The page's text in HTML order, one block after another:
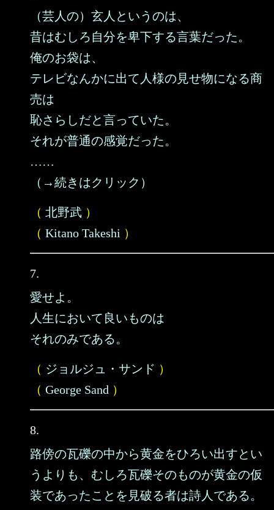
（芸人の）玄人というのは、
昔はむしろ自分を卑下する言葉だった。
俺のお袋は、
テレビなんかに出て人様の見せ物になる商
売は
恥さらしだと言っていた。
それが普通の感覚だった。
……
（→続きはクリック）
（ 北野武 ）
（ Kitano Takeshi ）
7.
愛せよ。
人生において良いものは
それのみである。
（ ジョルジュ・サンド ）
（ George Sand ）
8.
路傍の瓦礫の中から黄金をひろい出すとい
うよりも、むしろ瓦礫そのものが黄金の仮
装であったことを見破る者は詩人である。